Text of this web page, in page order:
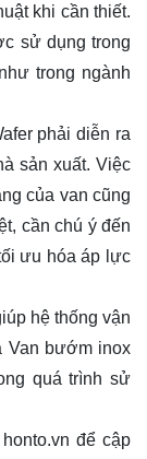
khi cần thiết.
sử dụng trong
trong ngành
phải diễn ra
sản xuất. Việc
của van cũng
cần chú ý đến
ưu hóa áp lực
hệ thống vận
Van bướm inox
quá trình sử
honto.vn để cập